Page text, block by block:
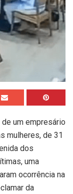
um empresário
mulheres, de 31
dos
uma
ocorrência na
da